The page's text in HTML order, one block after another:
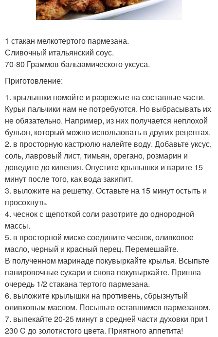
1 стакан мелкотертого пармезана.
Сливочный итальянский соус.
70-80 Граммов бальзамического уксуса.
Приготовление:
1. крылышки помойте и разрежьте на составные части.
Курьи пальчики нам не потребуются. Но выбрасывать их
не обязательно. Например, из них получается неплохой
бульон, который можно использовать в других рецептах.
2. в просторную кастрюлю налейте воду. Добавьте уксус,
соль, лавровый лист, тимьян, орегано, розмарин и
доведите до кипения. Опустите крылышки и варите 15
минут после того, как вода закипит.
3. выложите на решетку. Оставьте на 15 минут остыть и
просохнуть.
4. чеснок с щепоткой соли разотрите до однородной
массы.
5. в просторной миске соедините чеснок, оливковое
масло, черный и красный перец. Перемешайте.
В полученном маринаде покувыркайте крылья. Всыпьте
панировочные сухари и снова покувыркайте. Пришла
очередь 1/2 стакана тертого пармезана.
6. выложите крылышки на противень, сбрызнутый
оливковым маслом. Посыпьте оставшимся пармезаном.
7. выпекайте 20-25 минут в средней части духовки при t
230 C до золотистого цвета. Приятного аппетита!